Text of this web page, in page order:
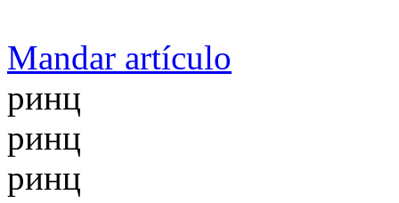
Mandar artículo
ринц
ринц
ринц